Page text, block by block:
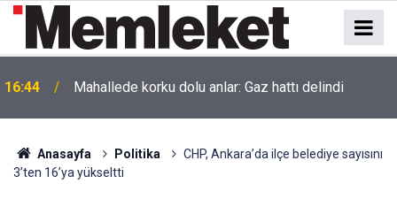
16:44 Mahallede korku dolu anlar: Gaz hattı delindi
Anasayfa Politika
CHP, Ankara’da ilçe belediye sayısını
3’ten 16’ya yükseltti